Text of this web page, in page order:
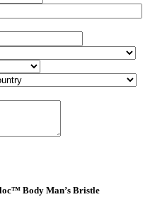
Body Man’s Bristle